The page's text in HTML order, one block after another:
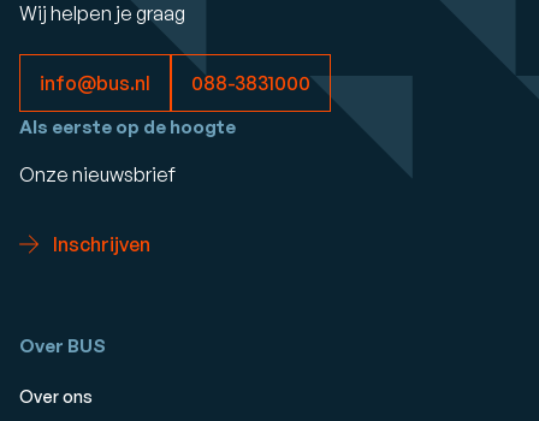
Wij helpen je graag
info@bus.nl 088-3831000
Als eerste op de hoogte
Onze nieuwsbrief
Inschrijven
Over BUS
Over ons